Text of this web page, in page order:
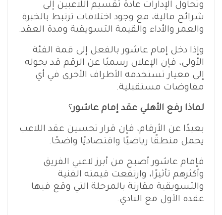
وتحاول الإدارات عادة تقسيم اللاعبين إلى
شرائح مالية، مع وجود اختلافات ترتبط بالخبرة
والعمر والأداء والقيمة التسويقية ومدة العقد.
وإذا دخل إمام عاشور بالفعل إلى قمة الفئة
الأولى، فإن الإعلان رسميًا عن الرقم قد يحوله
إلى معيار تستخدمه الأطراف الأخرى في أي
مفاوضات مستقبلية.
لماذا رفع الأهلي عقد إمام عاشور؟
بعيدًا عن الأرقام، فإن قرار تحسين عقد اللاعب
يحمل منطقًا رياضيًا واقتصاديًا واضحًا.
فإمام عاشور أصبح من أبرز لاعبي الفريق
وأكثرهم تأثيرًا، وارتفعت قيمته الفنية
والتسويقية مقارنة بالمرحلة التي وقع فيها
عقده الأول مع النادي.